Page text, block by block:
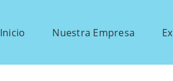
Inicio Nuestra Empresa